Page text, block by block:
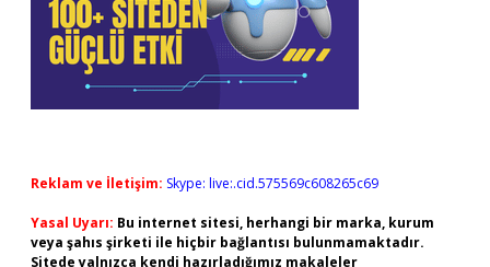
Reklam ve İletişim: Skype: live:.cid.575569c608265c69
Yasal Uyarı: Bu internet sitesi, herhangi bir marka, kurum
veya şahıs şirketi ile hiçbir bağlantısı bulunmamaktadır.
Sitede yalnızca kendi hazırladığımız makaleler